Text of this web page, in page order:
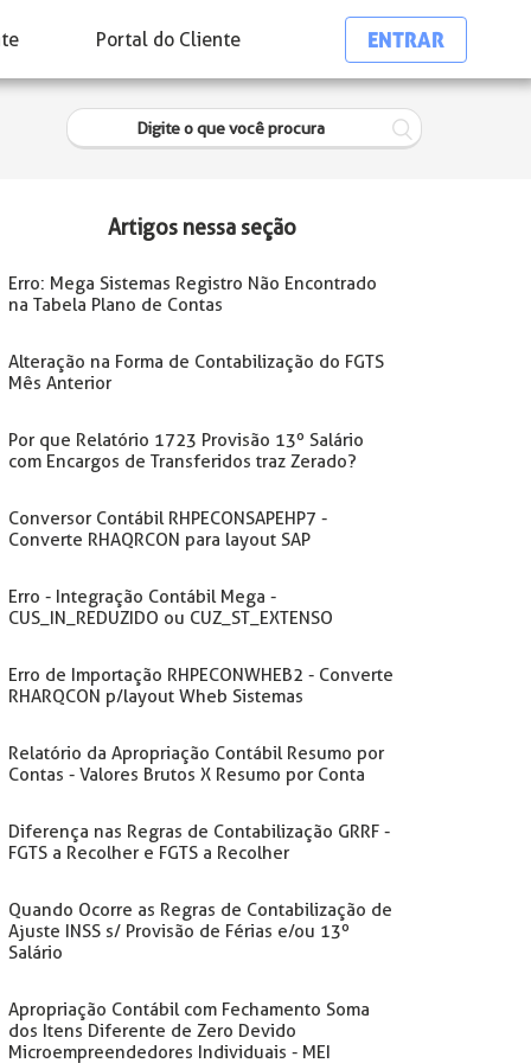
Portal do Cliente ENTRAR
Artigos nessa seção
Erro: Mega Sistemas Registro Não Encontrado
na Tabela Plano de Contas
Alteração na Forma de Contabilização do FGTS
Mês Anterior
Por que Relatório 1723 Provisão 13º Salário
com Encargos de Transferidos traz Zerado?
Conversor Contábil RHPECONSAPEHP7 -
Converte RHAQRCON para layout SAP
Erro - Integração Contábil Mega -
CUS_IN_REDUZIDO ou CUZ_ST_EXTENSO
Erro de Importação RHPECONWHEB2 - Converte
RHARQCON p/layout Wheb Sistemas
Relatório da Apropriação Contábil Resumo por
Contas - Valores Brutos X Resumo por Conta
Diferença nas Regras de Contabilização GRRF -
FGTS a Recolher e FGTS a Recolher
Quando Ocorre as Regras de Contabilização de
Ajuste INSS s/ Provisão de Férias e/ou 13º
Salário
Apropriação Contábil com Fechamento Soma
dos Itens Diferente de Zero Devido
Microempreendedores Individuais - MEI